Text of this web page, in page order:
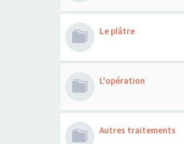
Le plâtre
L'opération
Autres traitements